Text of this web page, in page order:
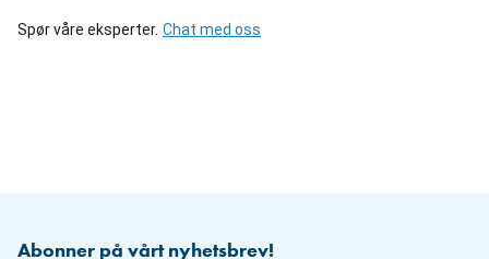
Spør våre eksperter. Chat med oss
Abonner på vårt nyhetsbrev!